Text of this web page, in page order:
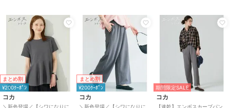
まとめ割
¥200ｸｰﾎﾟﾝ
コカ
＼新色登場／【シワになりに
まとめ割
¥200ｸｰﾎﾟﾝ
コカ
＼新色登場／【シワになりに
期間限定SALE
コカ
【速乾】エンボスカーブパン